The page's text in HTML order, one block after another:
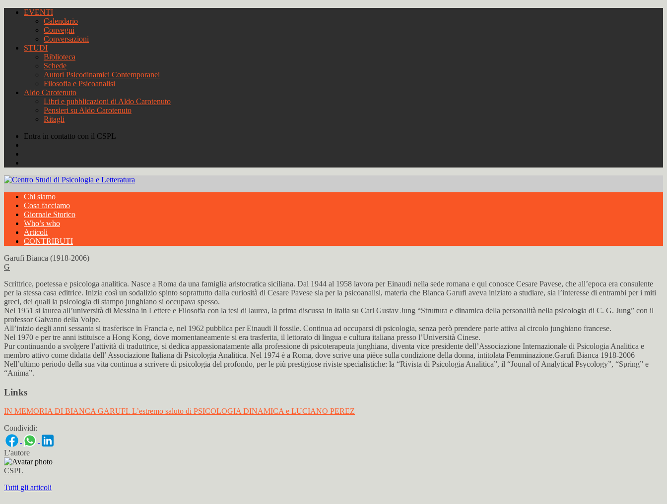
EVENTI
Calendario
Convegni
Conversazioni
STUDI
Biblioteca
Schede
Autori Psicodinamici Contemporanei
Filosofia e Psicoanalisi
Aldo Carotenuto
Libri e pubblicazioni di Aldo Carotenuto
Pensieri su Aldo Carotenuto
Ritagli
Entra in contatto con il CSPL
Chi siamo
Cosa facciamo
Giornale Storico
Who’s who
Articoli
CONTRIBUTI
Garufi Bianca (1918-2006)
G
Scrittrice, poetessa e psicologa analitica. Nasce a Roma da una famiglia aristocratica siciliana. Dal 1944 al 1958 lavora per Einaudi nella sede romana e qui conosce Cesare Pavese, che all’epoca era consulente
per la stessa casa editrice. Inizia così un sodalizio spinto soprattutto dalla curiosità di Cesare Pavese sia per la psicoanalisi, materia che Bianca Garufi aveva iniziato a studiare, sia l’interesse di entrambi per i miti
greci, dei quali la psicologia di stampo junghiano si occupava spesso.
Nel 1951 si laurea all’università di Messina in Lettere e Filosofia con la tesi di laurea, la prima discussa in Italia su Carl Gustav Jung “Struttura e dinamica della personalità nella psicologia di C. G. Jung” con il
professor Galvano della Volpe.
All’inizio degli anni sessanta si trasferisce in Francia e, nel 1962 pubblica per Einaudi Il fossile. Continua ad occuparsi di psicologia, senza però prendere parte attiva al circolo junghiano francese.
Nel 1970 e per tre anni istituisce a Hong Kong, dove momentaneamente si era trasferita, il lettorato di lingua e cultura italiana presso l’Università Cinese.
Pur continuando a svolgere l’attività di traduttrice, si dedica appassionatamente alla professione di psicoterapeuta junghiana, diventa vice presidente dell’Associazione Internazionale di Psicologia Analitica e
membro attivo come didatta dell’ Associazione Italiana di Psicologia Analitica. Nel 1974 è a Roma, dove scrive una pièce sulla condizione della donna, intitolata Femminazione.Garufi Bianca 1918-2006
Nell’ultimo periodo della sua vita continua a scrivere di psicologia del profondo, per le più prestigiose riviste specialistiche: la “Rivista di Psicologia Analitica”, il “Jounal of Analytical Psycology”, “Spring” e
“Anima”.
Links
IN MEMORIA DI BIANCA GARUFI. L’estremo saluto di PSICOLOGIA DINAMICA e LUCIANO PEREZ
Condividi:
L'autore
CSPL
Tutti gli articoli